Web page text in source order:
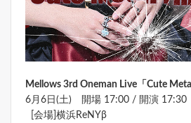
Mellows 3rd Oneman Live「Cute
6月6日(土) 開場 17:00 / 開演 17:30
[会場]横浜ReNYβ